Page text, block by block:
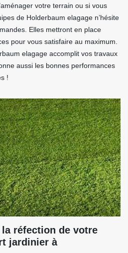
votre terrain ou si vous
de Holderbaum elagage n’hésite
Elles mettront en place
pour vous satisfaire au maximum.
elagage accomplit vos travaux
aussi les bonnes performances
!
réfection de votre
jardinier à